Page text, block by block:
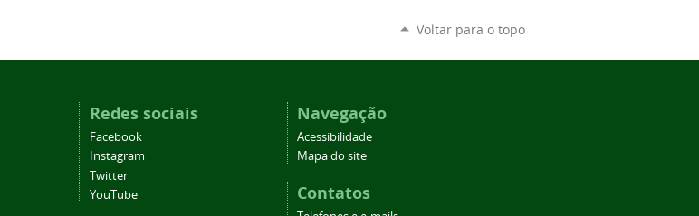
Voltar para o topo
Redes sociais
Facebook
Instagram
Twitter
YouTube
Navegação
Acessibilidade
Mapa do site
Contatos